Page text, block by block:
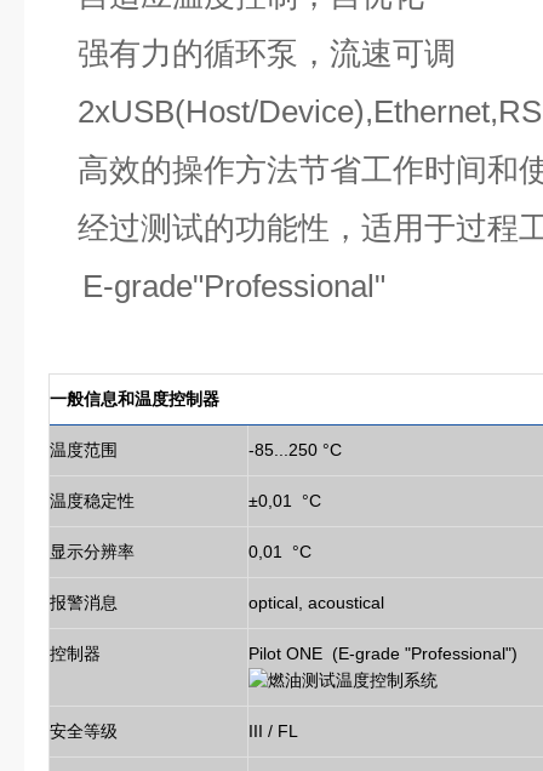
强有力的循环泵，流速可调
2xUSB(Host/
高效的操作方法节省工作时间和
经过测试的功能性，适用于过程
E-grade"Professional"
一般信息和温度控制器
温度范围 -85...250 °C
温度稳定性 ±0,01 °C
显示分辨率 0,01 °C
报警消息 optical, acoustical
控制器 Pilot ONE (E-grade "Professional")
安全等级 III / FL